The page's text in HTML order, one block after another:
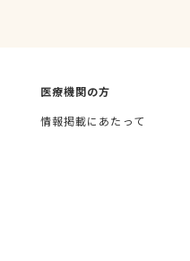
医療機関の方
情報掲載にあたって